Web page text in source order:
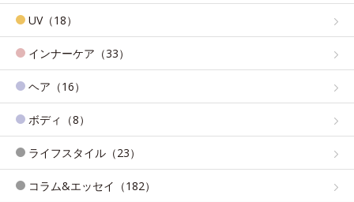
UV（18）
インナーケア（33）
ヘア（16）
ボディ（8）
ライフスタイル（23）
コラム&エッセイ（182）